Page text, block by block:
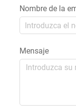
Nombre de la
Mensaje